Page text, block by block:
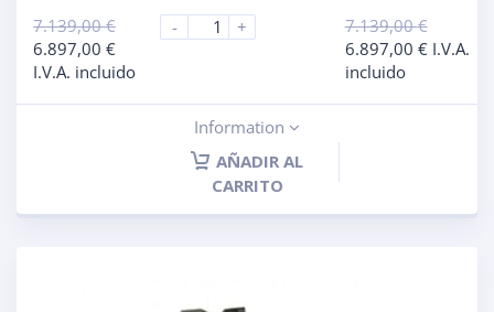
7.139,00€
6.897,00 €
I.V.A. incluido
-
+
7.139,00€
6.897,00 € I.V.A.
incluido
Information
AÑADIR AL
CARRITO